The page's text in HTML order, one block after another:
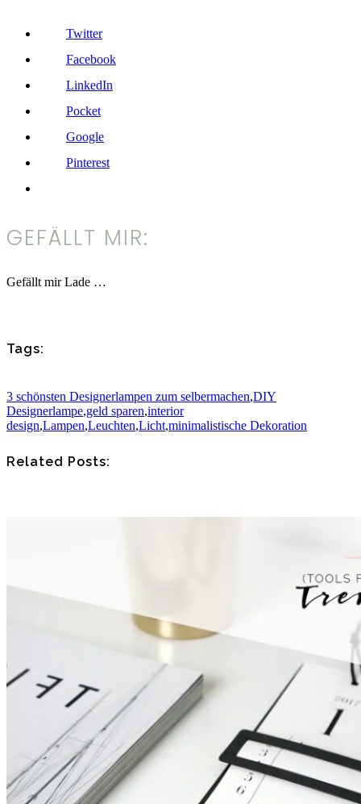
Twitter
Facebook
LinkedIn
Pocket
Google
Pinterest
GEFÄLLT MIR:
Gefällt mir Lade …
Tags:
3 schönsten Designerlampen zum selbermachen,DIY
Designerlampe,geld sparen,interior
design,Lampen,Leuchten,Licht,minimalistische Dekoration
Related Posts: